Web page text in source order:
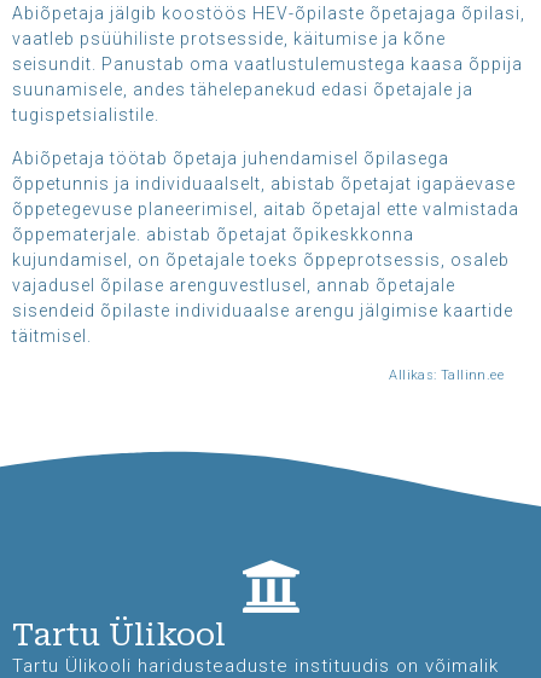
Abiõpetaja jälgib koostöös HEV-õpilaste õpetajaga õpilasi,
vaatleb psüühiliste protsesside, käitumise ja kõne
seisundit. Panustab oma vaatlustulemustega kaasa õppija
suunamisele, andes tähelepanekud edasi õpetajale ja
tugispetsialistile.
Abiõpetaja töötab õpetaja juhendamisel õpilasega
õppetunnis ja individuaalselt, abistab õpetajat igapäevase
õppetegevuse planeerimisel, aitab õpetajal ette valmistada
õppematerjale. abistab õpetajat õpikeskkonna
kujundamisel, on õpetajale toeks õppeprotsessis, osaleb
vajadusel õpilase arenguvestlusel, annab õpetajale
sisendeid õpilaste individuaalse arengu jälgimise kaartide
täitmisel.
Allikas: Tallinn.ee
Tartu Ülikool
Tartu Ülikooli haridusteaduste instituudis on võimalik